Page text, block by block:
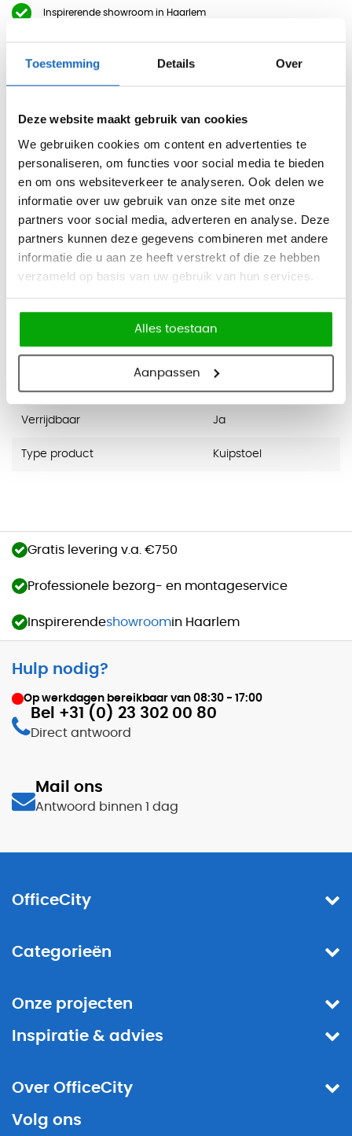
Toestemming Details Over
Deze website maakt gebruik van cookies
We gebruiken cookies om content en advertenties te
personaliseren, om functies voor social media te bieden
en om ons websiteverkeer te analyseren. Ook delen we
informatie over uw gebruik van onze site met onze
partners voor social media, adverteren en analyse. Deze
partners kunnen deze gegevens combineren met andere
informatie die u aan ze heeft verstrekt of die ze hebben
verzameld op basis van uw gebruik van hun services.
Alles toestaan
Aanpassen
Inspirerende showroom in Haarlem
Beschrijving
Verkeerd bestelde kuipen in de kleur Bordeaux en een
zitkussen in het Baksteenrood. Ongebruikt en nieuw in de
verpakking.
Kleur onderstel:
- Bordeaux RAL 3007
Verrijdbaar Ja
Type product Kuipstoel
Gratis levering v.a. €750
Professionele bezorg- en montageservice
Inspirerendeshowroomin Haarlem
Hulp nodig?
Op werkdagen bereikbaar van 08:30 - 17:00
Bel +31 (0) 23 302 00 80
Direct antwoord
Mail ons
Antwoord binnen 1 dag
OfficeCity
Categorieën
Onze projecten
Inspiratie & advies
Over OfficeCity
Volg ons